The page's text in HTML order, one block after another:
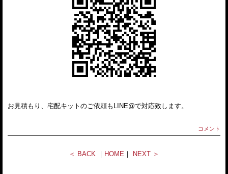
お見積もり、宅配キットのご依頼もLINE@で対応致します。
コメント
＜ BACK ｜ HOME ｜ NEXT ＞